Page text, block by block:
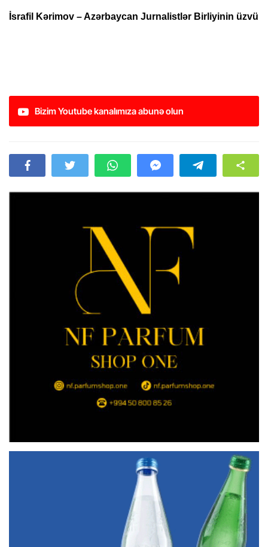
İsrafil Kərimov – Azərbaycan Jurnalistlər Birliyinin üzvü
Bizim Youtube kanalımıza abunə olun